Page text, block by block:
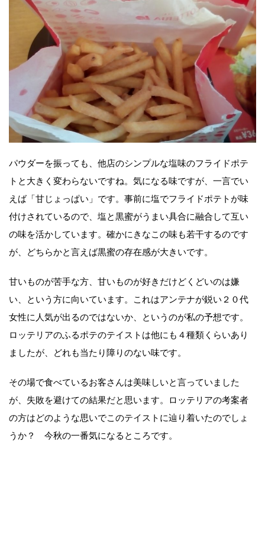
パウダーを振っても、他店のシンプルな塩味のフライドポテ
トと大きく変わらないですね。気になる味ですが、一言でい
えば「甘じょっぱい」です。事前に塩でフライドポテトが味
付けされているので、塩と黒蜜がうまい具合に融合して互い
の味を活かしています。確かにきなこの味も若干するのです
が、どちらかと言えば黒蜜の存在感が大きいです。
甘いものが苦手な方、甘いものが好きだけどくどいのは嫌
い、という方に向いています。これはアンテナが鋭い２０代
女性に人気が出るのではないか、というのが私の予想です。
ロッテリアのふるポテのテイストは他にも４種類くらいあり
ましたが、どれも当たり障りのない味です。
その場で食べているお客さんは美味しいと言っていました
が、失敗を避けての結果だと思います。ロッテリアの考案者
の方はどのような思いでこのテイストに辿り着いたのでしょ
うか？ 今秋の一番気になるところです。